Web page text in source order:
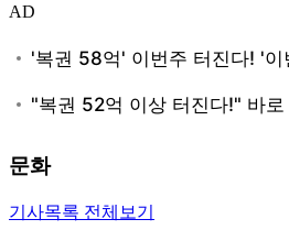
AD
문화
기사목록 전체보기